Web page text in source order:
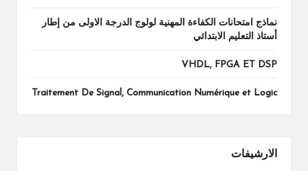
نماذج امتحانات الكفاءة المهنية لولوج الدرجة الاولى من إطار
أستاذ التعليم الابتدائي
VHDL, FPGA ET DSP
Traitement De Signal, Communication Numérique et Logic
الارشيفات